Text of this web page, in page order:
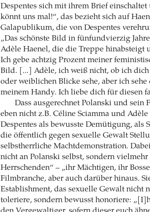
Despentes sich mit ihrem Brief
könnt uns mal!“, das bezieht sich auf
Galapublikum, die von Despentes
„Das schönste Bild in fünfundvierzig
Adèle Haenel, die die Treppe hinabsteigt
Ich gebe achtzig Prozent meiner
Bild. [...] Adèle, ich weiß nicht, ob ich
oder weiblichen Blicke sehe, aber ich
meinem Handy. Ich liebe dich für diesen
Dass ausgerechnet Polanski und
eben nicht z.B. Céline Sciamma und
Despentes als bewusste Demütigung, als
die öffentlich gegen sexuelle Gewalt
selbstherrliche Machtdemonstration.
nicht an Polanski selbst, sondern vielmehr
Herrschenden“ – „ihr Mächtigen, ihr
Filmbranche, aber auch darüber hinaus.
Establishment, das sexuelle Gewalt nicht
toleriere, sondern bewusst honoriere: